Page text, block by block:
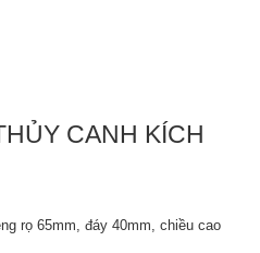
CANH KÍCH
rọ 65mm, đáy 40mm, chiều cao